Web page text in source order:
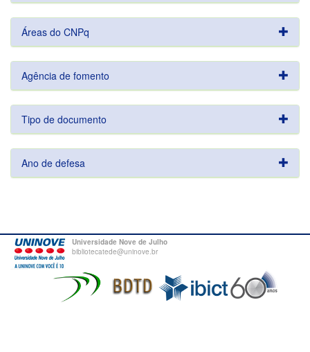
Áreas do CNPq
Agência de fomento
Tipo de documento
Ano de defesa
Universidade Nove de Julho
bibliotecatede@uninove.br